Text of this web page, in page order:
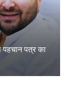
पहचान पत्र का